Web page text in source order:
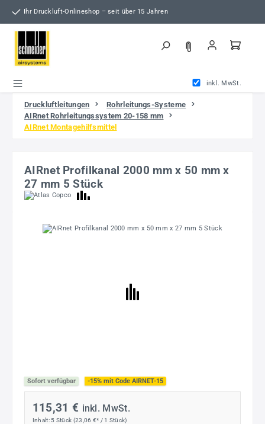
Zum Hauptinhalt springen
Ihr Druckluft-Onlineshop – seit über 15 Jahren
inkl. MwSt.
Druckluftleitungen
Rohrleitungs-Systeme
AIRnet Rohrleitungssystem 20-158 mm
AIRnet Montagehilfsmittel
AIRnet Profilkanal 2000 mm x 50 mm x
27 mm 5 Stück
Bildergalerie überspringen
Sofort verfügbar -15% mit Code AIRNET-15
115,31 € inkl. MwSt.
Inhalt: 5 Stück (23,06 €* / 1 Stück)